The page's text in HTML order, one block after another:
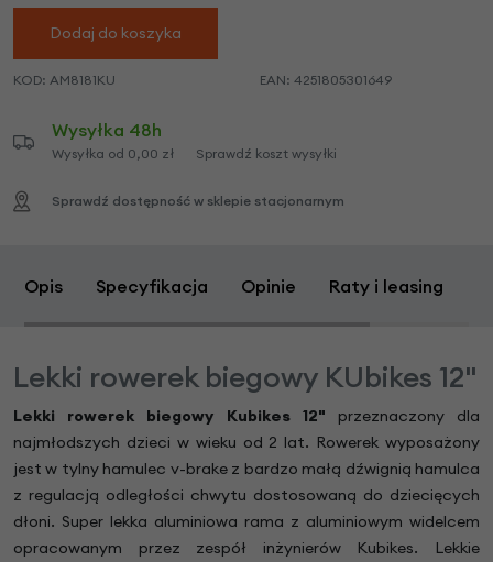
Dodaj do koszyka
KOD: AM8181KU EAN: 4251805301649
Wysyłka 48h
Wysyłka od 0,00 zł Sprawdź koszt wysyłki
Sprawdź dostępność w sklepie stacjonarnym
Opis Specyfikacja Opinie Raty i leasing
Lekki rowerek biegowy KUbikes 12"
Lekki rowerek biegowy Kubikes 12" przeznaczony dla
najmłodszych dzieci w wieku od 2 lat. Rowerek wyposażony
jest w tylny hamulec v-brake z bardzo małą dźwignią hamulca
z regulacją odległości chwytu dostosowaną do dziecięcych
dłoni. Super lekka aluminiowa rama z aluminiowym widelcem
opracowanym przez zespół inżynierów Kubikes. Lekkie